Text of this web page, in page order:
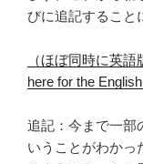
びに追記すること
（ほぼ同時に英
here for the
追記：今まで一部
いうことがわかっ